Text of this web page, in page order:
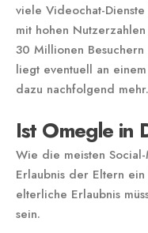
viele Videochat-
mit hohen
30 Millionen Besuchern
liegt eventuell an
dazu nachfolgend mehr.
Ist Omegle in
Wie die meisten
Erlaubnis der Eltern
elterliche Erlaubnis
sein.